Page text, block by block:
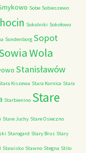
Sobe Sobieszewo
Sokolniki Sokołowo
Sondenborg Sopot
Wola
Stanisławów
Kiszewa Stara Kornica Stara
Starbienino Stare
Stare Juchy Stare Osieczno
Starogard Stary Brus Stary
Stawisko Stawno Stegna Stilo